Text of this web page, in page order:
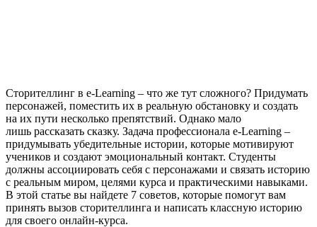
Сторителлинг в e-Learning – что же тут сложного? Придумать
персонажей, поместить их в реальную обстановку и создать
на их пути несколько препятствий. Однако мало
лишь рассказать сказку. Задача профессионала e-Learning –
придумывать убедительные истории, которые мотивируют
учеников и создают эмоциональный контакт. Студенты
должны ассоциировать себя с персонажами и связать историю
с реальным миром, целями курса и практическими навыками.
В этой статье вы найдете 7 советов, которые помогут вам
принять вызов сторителлинга и написать классную историю
для своего онлайн-курса.